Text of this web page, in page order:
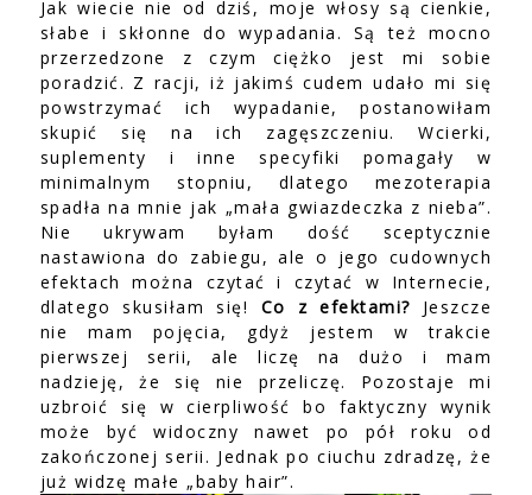
Jak wiecie nie od dziś, moje włosy są cienkie,
słabe i skłonne do wypadania. Są też mocno
przerzedzone z czym ciężko jest mi sobie
poradzić. Z racji, iż jakimś cudem udało mi się
powstrzymać ich wypadanie, postanowiłam
skupić się na ich zagęszczeniu. Wcierki,
suplementy i inne specyfiki pomagały w
minimalnym stopniu, dlatego mezoterapia
spadła na mnie jak „mała gwiazdeczka z nieba”.
Nie ukrywam byłam dość sceptycznie
nastawiona do zabiegu, ale o jego cudownych
efektach można czytać i czytać w Internecie,
dlatego skusiłam się! Co z efektami? Jeszcze
nie mam pojęcia, gdyż jestem w trakcie
pierwszej serii, ale liczę na dużo i mam
nadzieję, że się nie przeliczę. Pozostaje mi
uzbroić się w cierpliwość bo faktyczny wynik
może być widoczny nawet po pół roku od
zakończonej serii. Jednak po ciuchu zdradzę, że
już widzę małe „baby hair”.